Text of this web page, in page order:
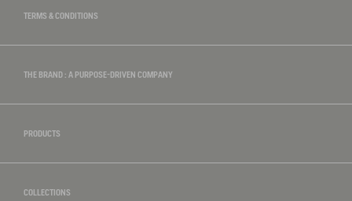
TERMS & CONDITIONS
THE BRAND : A PURPOSE-DRIVEN COMPANY
PRODUCTS
COLLECTIONS